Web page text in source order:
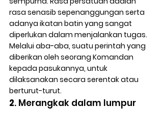
rasa senasib sepenanggungan serta
adanya ikatan batin yang sangat
diperlukan dalam menjalankan tugas.
Melalui aba-aba, suatu perintah yang
diberikan oleh seorang Komandan
kepada pasukannya, untuk
dilaksanakan secara serentak atau
berturut-turut.
2. Merangkak dalam lumpur